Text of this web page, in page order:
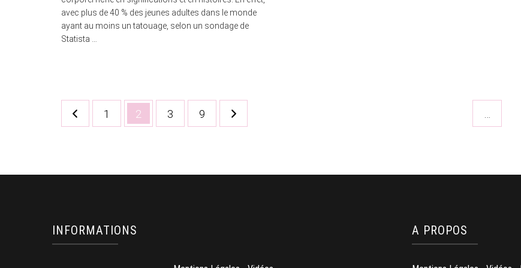
avec plus de 40 % des jeunes adultes dans le monde
ayant au moins un tatouage, selon un sondage de
Statista …
Pagination
des
Page
1 Page
2 Page
3 …
Page
9
INFORMATIONS A PROPOS